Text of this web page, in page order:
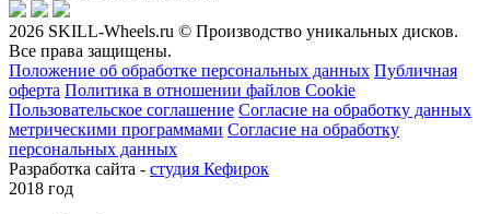
2026 SKILL-Wheels.ru © Производство уникальных дисков.
Все права защищены.
Положение об обработке персональных данных Публичная
оферта Политика в отношении файлов Cookie
Пользовательское соглашение Согласие на обработку данных
метрическими программами Согласие на обработку
персональных данных
Разработка сайта - студия Кефирок
2018 год